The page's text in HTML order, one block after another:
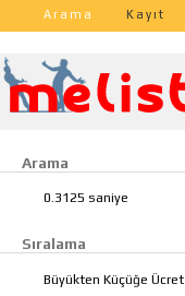
Arama Kayıt
Arama
0.3125 saniye
Sıralama
Büyükten Küçüğe Ücret